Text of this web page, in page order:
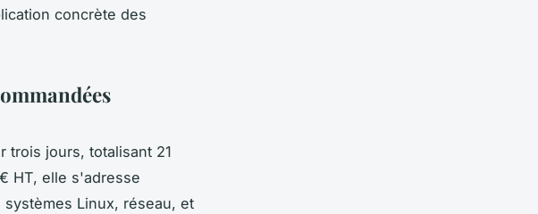
concrète des
trois jours, totalisant 21
HT, elle s'adresse
Linux, réseau, et